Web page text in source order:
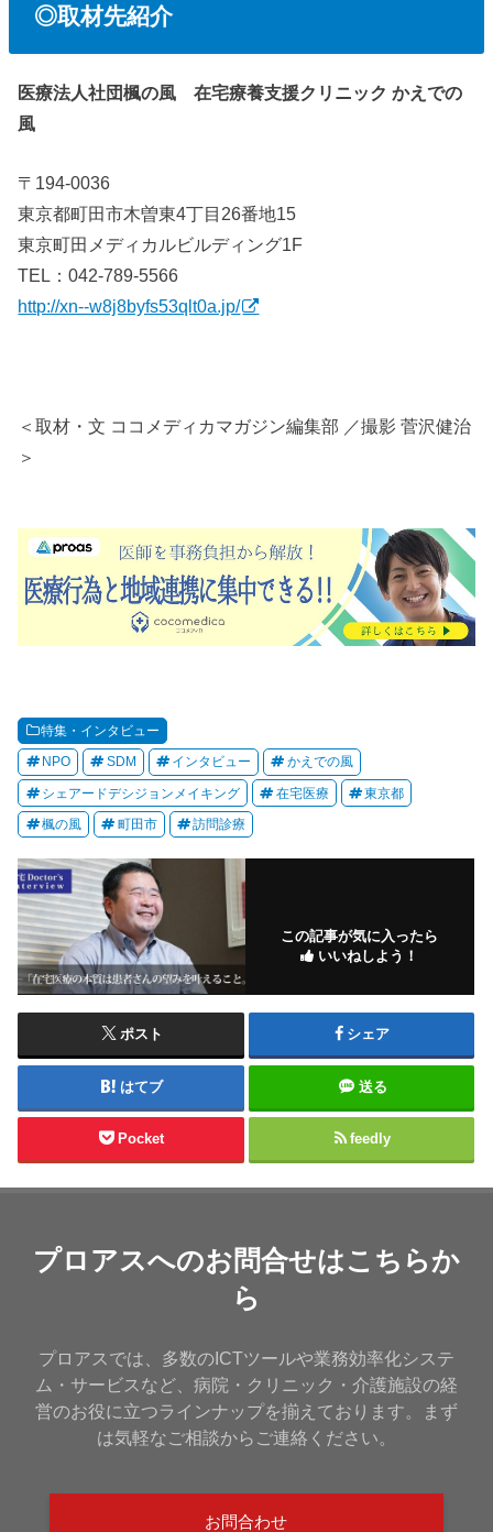
◎取材先紹介
医療法人社団楓の風 在宅療養支援クリニック かえでの
風
〒194-0036
東京都町田市木曽東4丁目26番地15
東京町田メディカルビルディング1F
TEL：042-789-5566
http://xn--w8j8byfs53qlt0a.jp/
＜取材・文 ココメディカマガジン編集部 ／撮影 菅沢健治
＞
特集・インタビュー
NPO SDM インタビュー かえでの風
シェアードデシジョンメイキング 在宅医療 東京都
楓の風 町田市 訪問診療
この記事が気に入ったら
いいねしよう！
ポスト シェア
はてブ 送る
Pocket feedly
プロアスへのお問合せはこちらか
ら
プロアスでは、多数のICTツールや業務効率化システ
ム・サービスなど、病院・クリニック・介護施設の経
営のお役に立つラインナップを揃えております。まず
は気軽なご相談からご連絡ください。
お問合わせ